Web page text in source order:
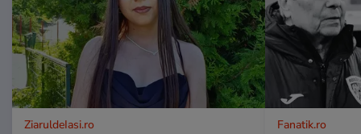
ZiaruldeIasi.ro Fanatik.ro